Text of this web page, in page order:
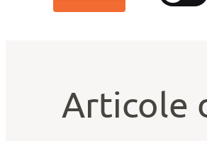
Articole